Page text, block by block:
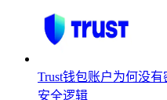
Trust钱包账户为何没
安全逻辑